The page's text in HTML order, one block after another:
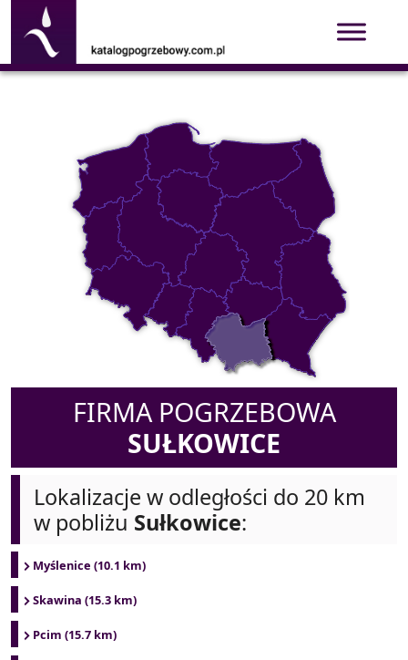
FIRMA POGRZEBOWA
SUŁKOWICE
Lokalizacje w odległości do 20 km
w pobliżu Sułkowice:
Myślenice (10.1 km)
Skawina (15.3 km)
Pcim (15.7 km)